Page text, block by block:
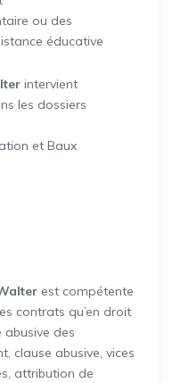
ou des
éducative
intervient
les dossiers
et Baux
est compétente
contrats qu’en droit
abusive des
clause abusive, vices
attribution de